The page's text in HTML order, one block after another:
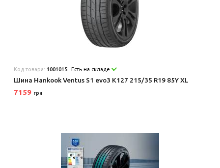
Код товара: 1001015 Есть на складе
Шина Hankook Ventus S1 evo3 K127 215/35 R19 85Y XL
7159 грн